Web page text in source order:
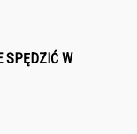
SPĘDZIĆ W